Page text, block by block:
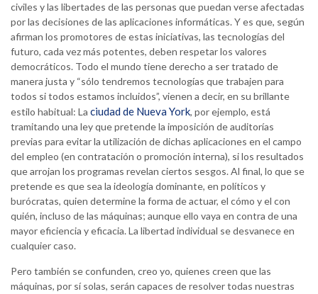
civiles y las libertades de las personas que puedan verse afectadas
por las decisiones de las aplicaciones informáticas. Y es que, según
afirman los promotores de estas iniciativas, las tecnologías del
futuro, cada vez más potentes, deben respetar los valores
democráticos. Todo el mundo tiene derecho a ser tratado de
manera justa y “sólo tendremos tecnologías que trabajen para
todos si todos estamos incluidos”, vienen a decir, en su brillante
estilo habitual: La ciudad de Nueva York, por ejemplo, está
tramitando una ley que pretende la imposición de auditorías
previas para evitar la utilización de dichas aplicaciones en el campo
del empleo (en contratación o promoción interna), si los resultados
que arrojan los programas revelan ciertos sesgos. Al final, lo que se
pretende es que sea la ideología dominante, en políticos y
burócratas, quien determine la forma de actuar, el cómo y el con
quién, incluso de las máquinas; aunque ello vaya en contra de una
mayor eficiencia y eficacia. La libertad individual se desvanece en
cualquier caso.
Pero también se confunden, creo yo, quienes creen que las
máquinas, por sí solas, serán capaces de resolver todas nuestras